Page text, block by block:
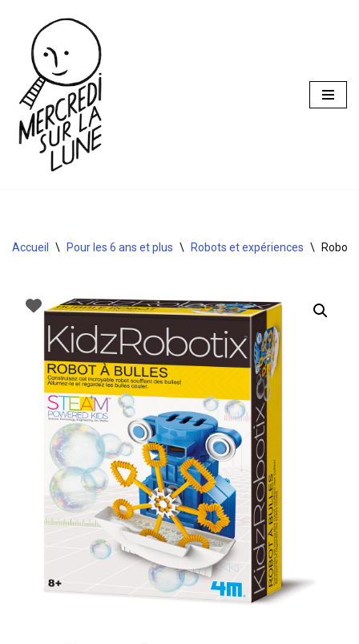
Aller
contenu
Accueil \ Pour les 6 ans et plus \ Robots et expériences \ Robot